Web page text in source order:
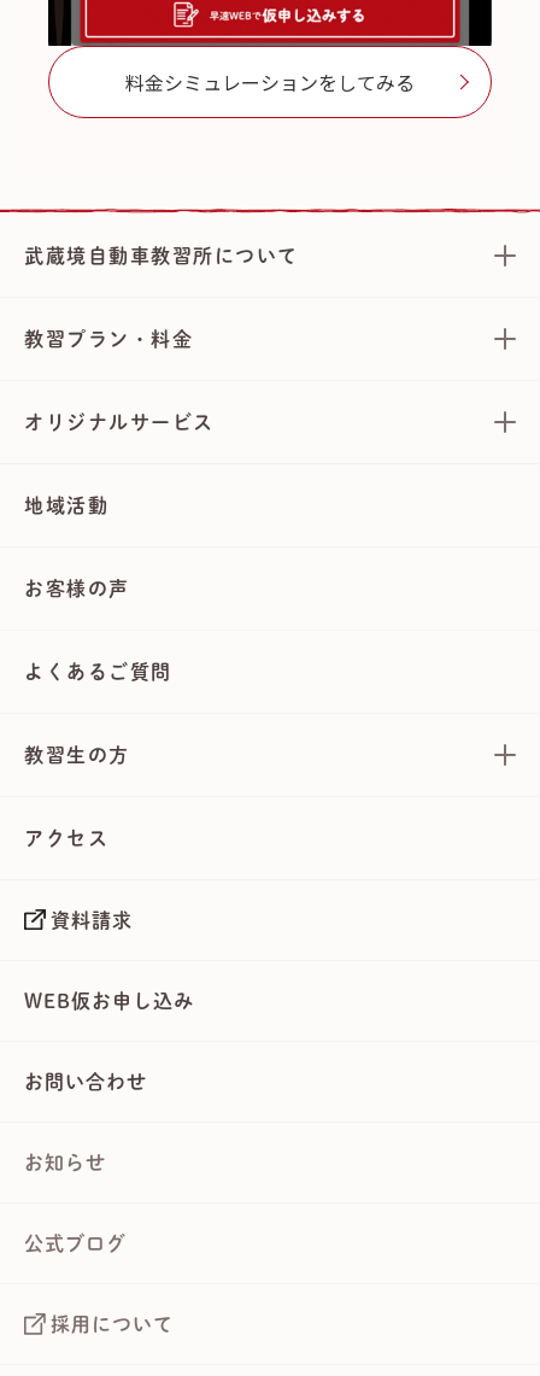
料金シミュレーションをしてみる
武蔵境自動車教習所について
教習プラン・料金
オリジナルサービス
地域活動
お客様の声
よくあるご質問
教習生の方
アクセス
資料請求
WEB仮お申し込み
お問い合わせ
お知らせ
公式ブログ
採用について